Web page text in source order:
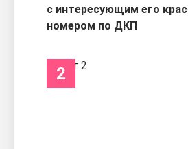
с интересующим его
номером по ДКП
2